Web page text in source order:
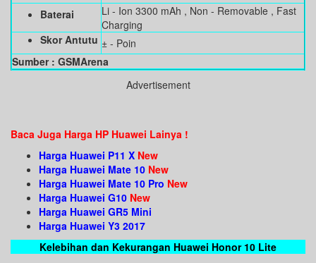
Baterai
Li - Ion 3300 mAh , Non - Removable , Fast
Charging
Skor Antutu ± - Poin
Sumber : GSMArena
Advertisement
Baca Juga Harga HP Huawei Lainya !
Harga Huawei P11 X New
Harga Huawei Mate 10 New
Harga Huawei Mate 10 Pro New
Harga Huawei G10 New
Harga Huawei GR5 Mini
Harga Huawei Y3 2017
Kelebihan dan Kekurangan Huawei Honor 10 Lite